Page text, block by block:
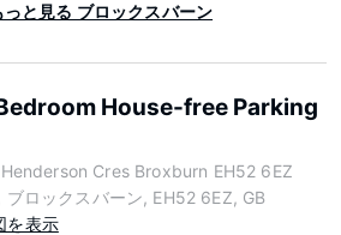
と見る ブロックスバーン
House-free Parking
Cres Broxburn EH52 6EZ
ブロックスバーン, EH52 6EZ, GB
を表示